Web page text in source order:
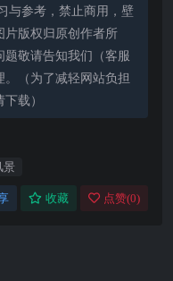
与参考，禁止商用，壁
片版权归原创作者所
敬请告知我们（客服
（为了减轻网站负担
载）
景
收藏 点赞(0)